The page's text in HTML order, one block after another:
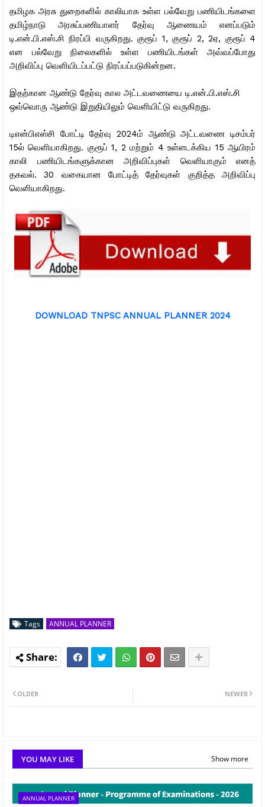
தமிழக அரசு துறைகளில் காலியாக உள்ள பல்வேறு பணியிடங்களை
தமிழ்நாடு அரசுப்பணியாளர் தேர்வு ஆணையம் எனப்படும்
டி.என்.பி.எஸ்.சி நிரப்பி வருகிறது. குரூப் 1, குரூப் 2, 2ஏ, குரூப் 4
என பல்வேறு நிலைகளில் உள்ள பணியிடங்கள் அவ்வப்போது
அறிவிப்பு வெளியிடப்பட்டு நிரப்பப்படுகின்றன.
இதற்கான ஆண்டு தேர்வு கால அட்டவணையை டி.என்.பி.எஸ்.சி
ஒவ்வொரு ஆண்டு இறுதியிலும் வெளியிட்டு வருகிறது.
டிஎன்பிஎஸ்சி போட்டி தேர்வு 2024ம் ஆண்டு அட்டவணை டிசம்பர்
15ல் வெளியாகிறது. குரூப் 1, 2 மற்றும் 4 உள்ளடக்கிய 15 ஆயிரம்
காலி பணியிடங்களுக்கான அறிவிப்புகள் வெளியாகும் எனத்
தகவல். 30 வகையான போட்டித் தேர்வுகள் குறித்த அறிவிப்பு
வெளியாகிறது.
DOWNLOAD TNPSC ANNUAL PLANNER 2024
Tags ANNUAL PLANNER
NEWER
OLDER
YOU MAY LIKE Show more
ANNUAL PLANNER